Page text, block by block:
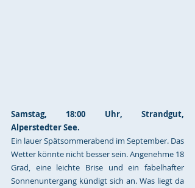
Samstag, 18:00 Uhr, Strandgut,
Alperstedter See.
Ein lauer Spätsommerabend im September. Das
Wetter könnte nicht besser sein. Angenehme 18
Grad, eine leichte Brise und ein fabelhafter
Sonnenuntergang kündigt sich an. Was liegt da